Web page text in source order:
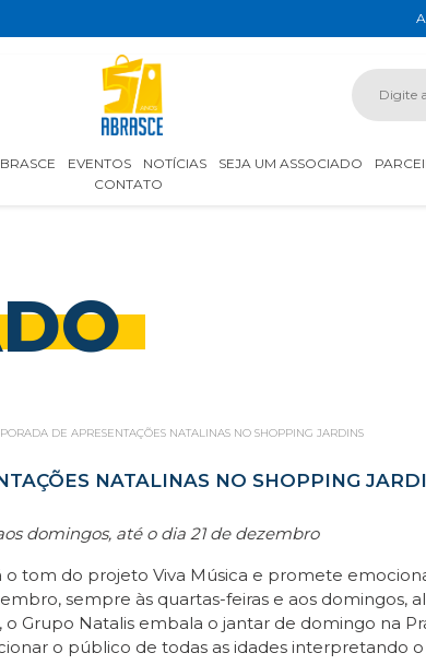
EVENTOS NOTÍCIAS SEJA UM ASSOCIADO
CONTATO
DE APRESENTAÇÕES NATALINAS NO SHOPPING JARDINS
NATALINAS NO SHOPPING
domingos, até o dia 21 de dezembro
tom do projeto Viva Música e promete
sempre às quartas-feiras e aos domingos,
Grupo Natalis embala o jantar de domingo na
o público de todas as idades interpretando